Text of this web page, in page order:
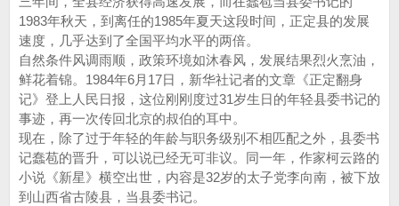
1983年秋天，到离任的1985年夏天这段时间，正定县的发展
速度，几乎达到了全国平均水平的两倍。
自然条件风调雨顺，政策环境如沐春风，发展结果烈火烹油，
鲜花着锦。1984年6月17日，新华社记者的文章《正定翻身
记》登上人民日报，这位刚刚度过31岁生日的年轻县委书记的
事迹，再一次传回北京的叔伯的耳中。
现在，除了过于年轻的年龄与职务级别不相匹配之外，县委书
记蠢苞的晋升，可以说已经无可非议。同一年，作家柯云路的
小说《新星》横空出世，内容是32岁的太子党李向南，被下放
到山西省古陵县，当县委书记。